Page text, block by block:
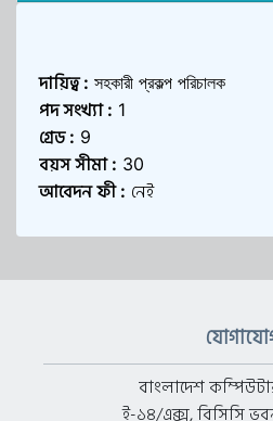
দায়িত্ব : সহকারী প্রকল্প পরিচালক
পদ সংখ্যা : 1
গ্রেড : 9
বয়স সীমা : 30
আবেদন ফী : নেই
বাংলাদেশ
ই-১৪/এক্স, বিসিসি